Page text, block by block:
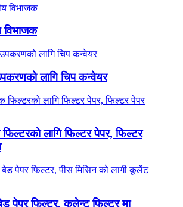
विभाजक
लागि चिप कन्वेयर
लागि फिल्टर पेपर, फिल्टर
पेपर फिल्टर, कूलेन्ट फिल्टर मा